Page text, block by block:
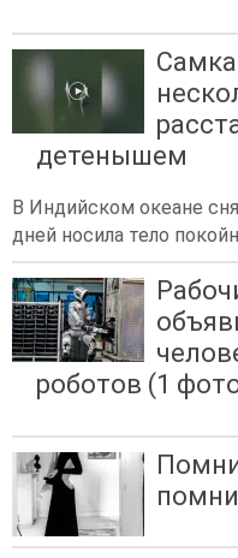
детенышем
В Индийском океане
дней носила тело
роботов (1